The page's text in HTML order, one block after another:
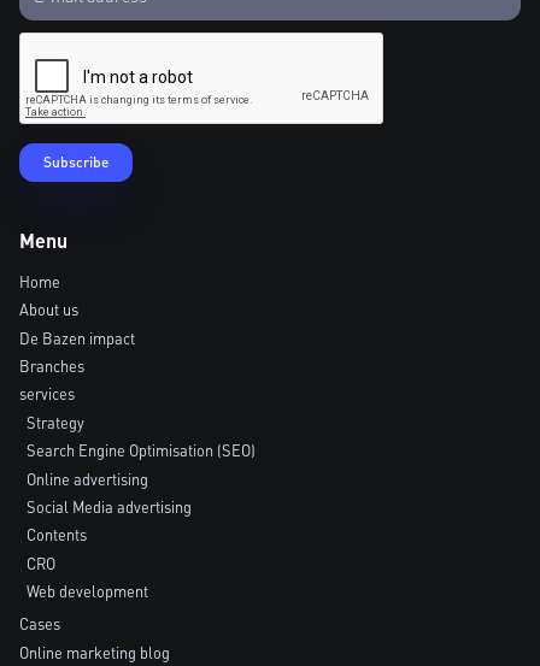
Menu
Home
About us
De Bazen impact
Branches
services
Strategy
Search Engine Optimisation (SEO)
Online advertising
Social Media advertising
Contents
CRO
Web development
Cases
Online marketing blog